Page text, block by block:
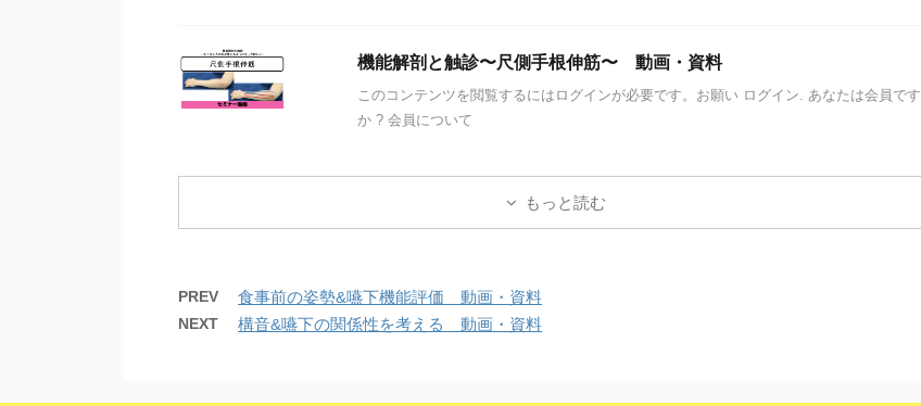
機能解剖と触診〜尺側手根伸筋〜 動画・資料
このコンテンツを閲覧するにはログインが必要です。お願い ログイン. あなたは会員です
か ? 会員について
もっと読む
PREV 食事前の姿勢&嚥下機能評価 動画・資料
NEXT 構音&嚥下の関係性を考える 動画・資料